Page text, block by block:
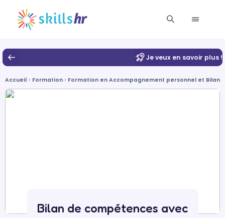
Je veux en savoir plus !
Accueil Formation Formation en Accompagnement personnel et Bilan
Bilan de compétences avec